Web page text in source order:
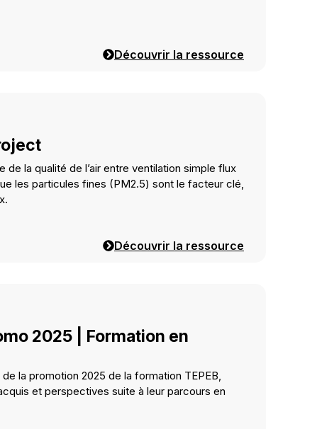
Découvrir la ressource
la qualité de l’air entre ventilation simple flux
les particules fines (PM2.5) sont le facteur clé,
Découvrir la ressource
2025 | Formation en
la promotion 2025 de la formation TEPEB,
et perspectives suite à leur parcours en